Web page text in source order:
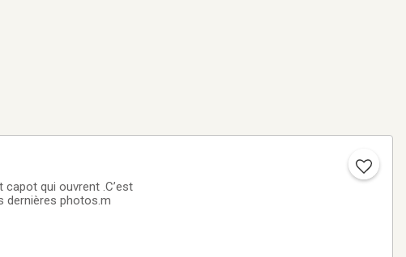
capot qui ouvrent .C’est
dernières photos.m